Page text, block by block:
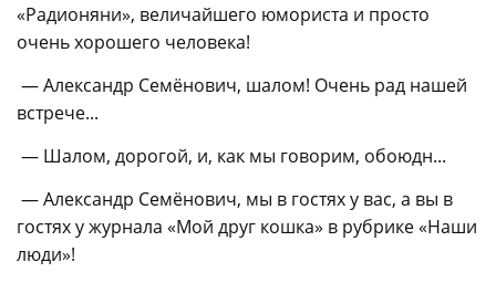
«Радионяни», величайшего юмориста и просто
очень хорошего человека!
— Александр Семёнович, шалом! Очень рад нашей
встрече...
— Шалом, дорогой, и, как мы говорим, обоюдн...
— Александр Семёнович, мы в гостях у вас, а вы в
гостях у журнала «Мой друг кошка» в рубрике «Наши
люди»!